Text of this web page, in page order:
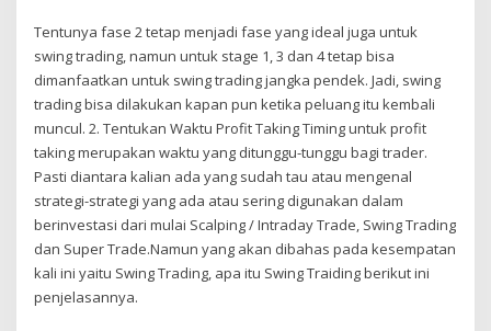
Tentunya fase 2 tetap menjadi fase yang ideal juga untuk
swing trading, namun untuk stage 1, 3 dan 4 tetap bisa
dimanfaatkan untuk swing trading jangka pendek. Jadi, swing
trading bisa dilakukan kapan pun ketika peluang itu kembali
muncul. 2. Tentukan Waktu Profit Taking Timing untuk profit
taking merupakan waktu yang ditunggu-tunggu bagi trader.
Pasti diantara kalian ada yang sudah tau atau mengenal
strategi-strategi yang ada atau sering digunakan dalam
berinvestasi dari mulai Scalping / Intraday Trade, Swing Trading
dan Super Trade.Namun yang akan dibahas pada kesempatan
kali ini yaitu Swing Trading, apa itu Swing Traiding berikut ini
penjelasannya.